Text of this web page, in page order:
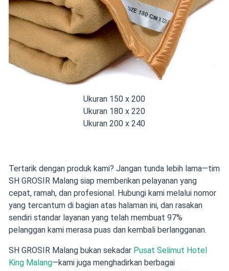
Ukuran 150 x 200
Ukuran 180 x 220
Ukuran 200 x 240
Tertarik dengan produk kami? Jangan tunda lebih lama—tim
SH GROSIR Malang siap memberikan pelayanan yang
cepat, ramah, dan profesional. Hubungi kami melalui nomor
yang tercantum di bagian atas halaman ini, dan rasakan
sendiri standar layanan yang telah membuat 97%
pelanggan kami merasa puas dan kembali berlangganan.
SH GROSIR Malang bukan sekadar Pusat Selimut Hotel
King Malang—kami juga menghadirkan berbagai